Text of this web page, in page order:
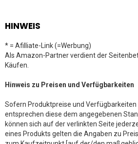
HINWEIS
* = Afilliate-Link (=Werbung)
Als Amazon-Partner verdient der
Käufen.
Hinweis zu Preisen und Verfügbarkeiten
Sofern Produktpreise und
entsprechen diese dem angegebenen
können sich auf der verlinkten Seite
eines Produkts gelten die Angaben zu